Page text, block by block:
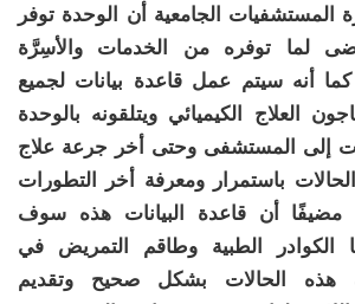
الجامعية أن الوحدة توفر
لما توفره من الخدمات والأسِرَّة
كما أنه سيتم عمل قاعدة بيانات لجميع
العلاج الكيميائي ويتلقونه بالوحدة
إلى المستشفى وحتى أخر جرعة علاج
باستمرار ومعرفة أخر التطورات
مضيفًا أن قاعدة البيانات هذه سوف
الكوادر الطبية وطاقم التمريض في
هذه الحالات بشكل صحيح وتقديم